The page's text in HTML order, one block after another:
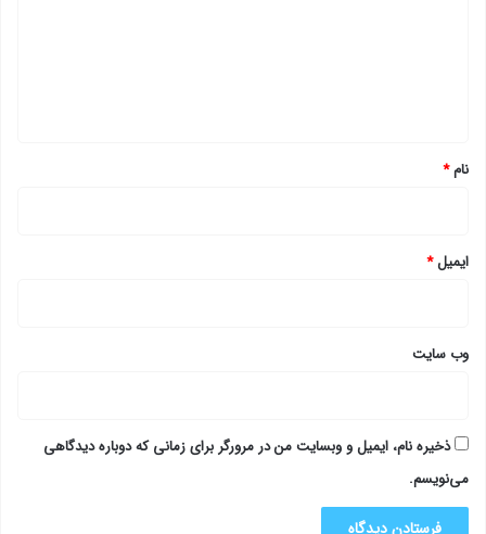
نام*
ایمیل*
وب‌ سایت
ذخیره نام، ایمیل و وبسایت من در مرورگر برای زمانی که دوباره دیدگاهی
می‌نویسم.